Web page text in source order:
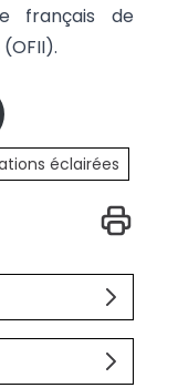
français de
éclairées